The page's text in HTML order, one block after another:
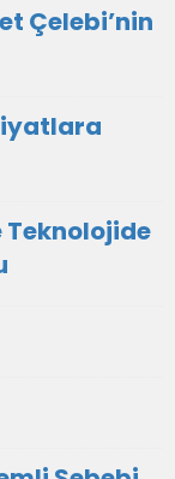
Çelebi’nin
Teknolojide